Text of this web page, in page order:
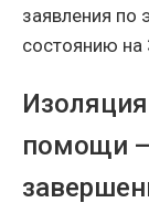
заявления по
состоянию на
помощи